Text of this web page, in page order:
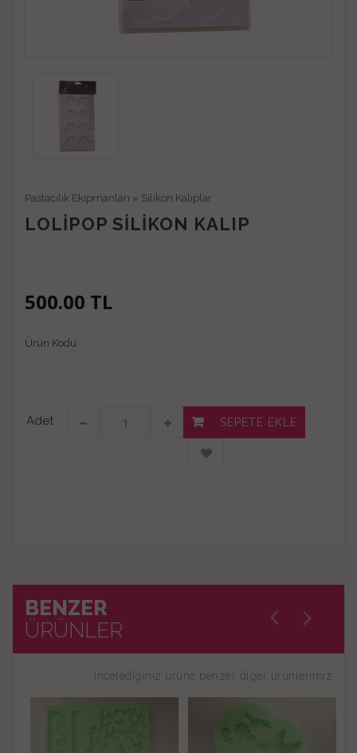
Pastacılık Ekipmanları » Silikon Kalıplar
LOLIPOP SILIKON KALIP
500.00 TL
Ürün Kodu:
Adet SEPETE EKLE
BENZER
ÜRÜNLER
İncelediğiniz ürüne benzer diğer ürünlerimiz